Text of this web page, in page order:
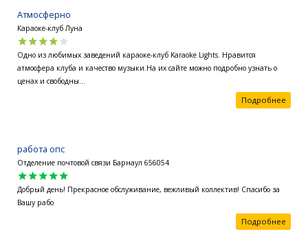
Атмосферно
Караоке-клуб Луна
star
star
star
star
star
Одно из любимых заведений караоке-клуб Karaoke Lights. Нравится
атмосфера клуба и качество музыки.На их сайте можно подробно узнать о
ценах и свободны...
Подробнее
работа опс
Отделение почтовой связи Барнаул 656054
star
star
star
star
star
Добрый день! Прекрасное обслуживание, вежливый коллектив! Спасибо за
Вашу рабо
Подробнее